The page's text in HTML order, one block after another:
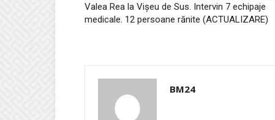
Valea Rea la Vișeu de Sus. Intervin 7 echipaje
medicale. 12 persoane rănite (ACTUALIZARE)
BM24